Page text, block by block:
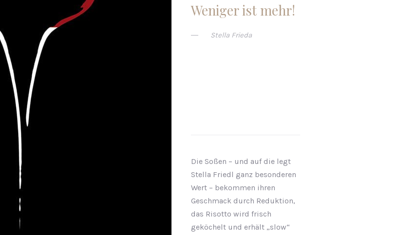
Weniger ist mehr!
Stella Frieda
Die Soßen – und auf die legt
Stella Friedl ganz besonderen
Wert – bekommen ihren
Geschmack durch Reduktion,
das Risotto wird frisch
geköchelt und erhält „slow“